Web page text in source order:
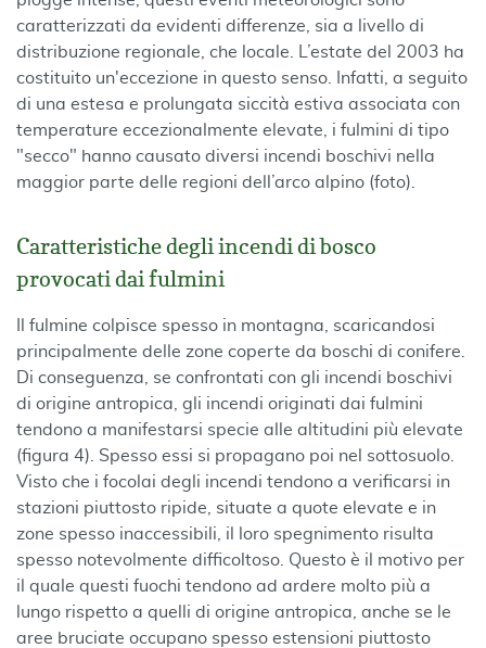
caratterizzati da evidenti differenze, sia a livello di
distribuzione regionale, che locale. L’estate del 2003 ha
costituito un'eccezione in questo senso. Infatti, a seguito
di una estesa e prolungata siccità estiva associata con
temperature eccezionalmente elevate, i fulmini di tipo
"secco" hanno causato diversi incendi boschivi nella
maggior parte delle regioni dell’arco alpino (foto).
Caratteristiche degli incendi di bosco
provocati dai fulmini
Il fulmine colpisce spesso in montagna, scaricandosi
principalmente delle zone coperte da boschi di conifere.
Di conseguenza, se confrontati con gli incendi boschivi
di origine antropica, gli incendi originati dai fulmini
tendono a manifestarsi specie alle altitudini più elevate
(figura 4). Spesso essi si propagano poi nel sottosuolo.
Visto che i focolai degli incendi tendono a verificarsi in
stazioni piuttosto ripide, situate a quote elevate e in
zone spesso inaccessibili, il loro spegnimento risulta
spesso notevolmente difficoltoso. Questo è il motivo per
il quale questi fuochi tendono ad ardere molto più a
lungo rispetto a quelli di origine antropica, anche se le
aree bruciate occupano spesso estensioni piuttosto